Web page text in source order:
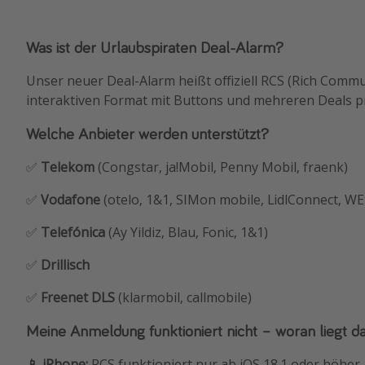
Was ist der Urlaubspiraten Deal-Alarm?
Unser neuer Deal-Alarm heißt offiziell RCS (Rich
interaktiven Format mit Buttons und mehreren Deals
Welche Anbieter werden unterstützt?
✅ Telekom (Congstar, ja!Mobil, Penny Mobil, fraenk)
✅ Vodafone (otelo, 1&1, SIMon mobile, LidlConnect,
✅ Telefónica (Ay Yildiz, Blau, Fonic, 1&1)
✅ Drillisch
✅ Freenet DLS (klarmobil, callmobile)
Meine Anmeldung funktioniert nicht – woran liegt